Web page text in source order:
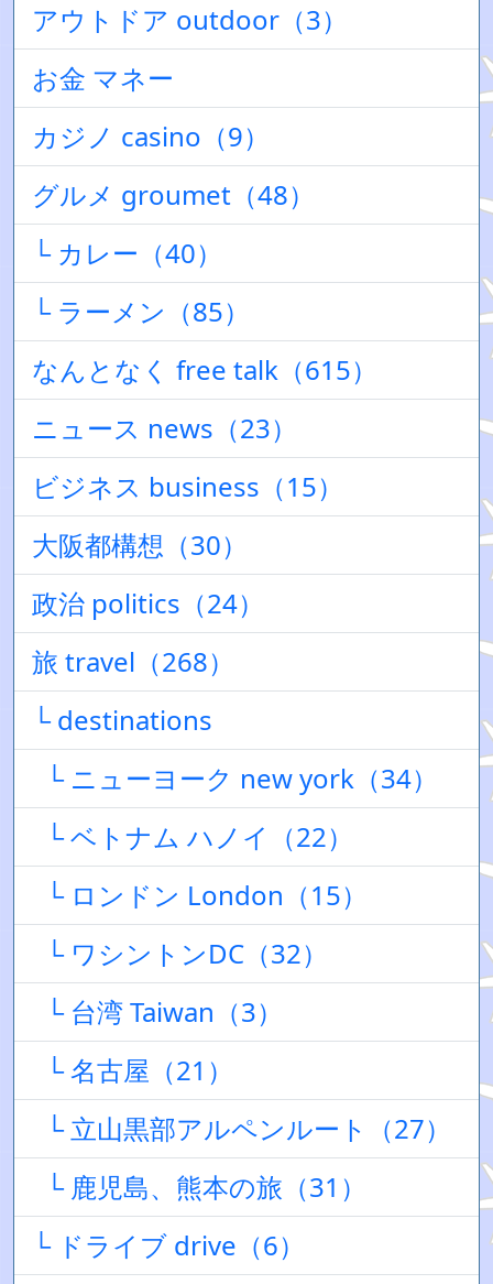
アウトドア outdoor（3）
お金 マネー
カジノ casino（9）
グルメ groumet（48）
└ カレー（40）
└ ラーメン（85）
なんとなく free talk（615）
ニュース news（23）
ビジネス business（15）
大阪都構想（30）
政治 politics（24）
旅 travel（268）
└ destinations
└ ニューヨーク new york（34）
└ ベトナム ハノイ（22）
└ ロンドン London（15）
└ ワシントンDC（32）
└ 台湾 Taiwan（3）
└ 名古屋（21）
└ 立山黒部アルペンルート（27）
└ 鹿児島、熊本の旅（31）
└ ドライブ drive（6）